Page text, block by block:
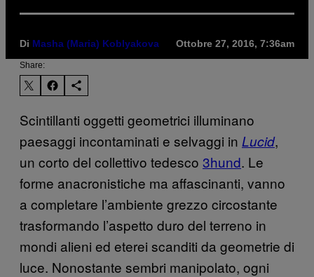
Di Masha (Maria) Koblyakova Ottobre 27, 2016, 7:36am
Share:
Scintillanti oggetti geometrici illuminano
paesaggi incontaminati e selvaggi in Lucid,
un corto del collettivo tedesco 3hund. Le
forme anacronistiche ma affascinanti, vanno
a completare l’ambiente grezzo circostante
trasformando l’aspetto duro del terreno in
mondi alieni ed eterei scanditi da geometrie di
luce. Nonostante sembri manipolato, ogni